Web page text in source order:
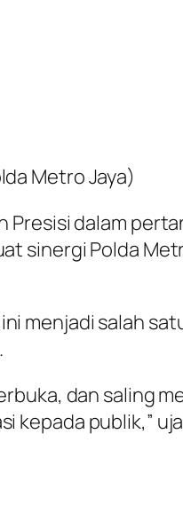
Metro Jaya)
Presisi dalam
sinergi Polda
menjadi salah
dan saling
kepada publik,”